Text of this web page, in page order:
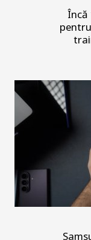
Încă